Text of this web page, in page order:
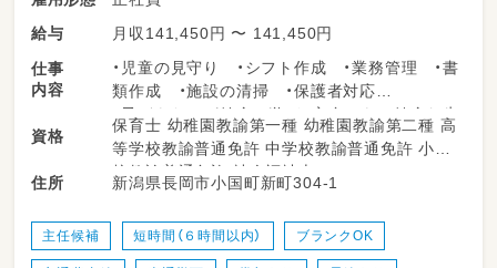
給与
月収141,450円 〜 141,450円
仕事
内容
・児童の見守り ・シフト作成 ・業務管理 ・書
類作成 ・施設の清掃 ・保護者対応
・子どもたちが健全に遊び、心身ともに健全な生
活を送れるように指導する など
資格
保育士 幼稚園教諭第一種 幼稚園教諭第二種 高
等学校教諭普通免許 中学校教諭普通免許 小学
校教諭普通免許 社会福祉士
住所 新潟県長岡市小国町新町304-1
主任候補 短時間（６時間以内） ブランクOK